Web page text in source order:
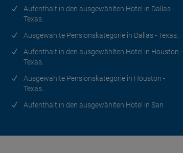
Aufenthalt in den ausgewählten Hotel in Dallas -
Texas.
Ausgewählte Pensionskategorie in Dallas - Texas.
Aufenthalt in den ausgewählten Hotel in Houston -
Texas.
Ausgewählte Pensionskategorie in Houston -
Texas.
Aufenthalt in den ausgewählten Hotel in San